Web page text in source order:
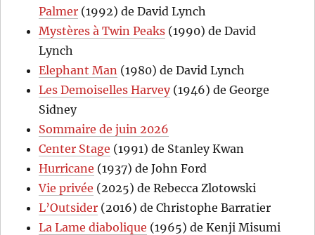
Palmer (1992) de David Lynch
Mystères à Twin Peaks (1990) de David
Lynch
Elephant Man (1980) de David Lynch
Les Demoiselles Harvey(1946) de George
Sidney
Sommaire de juin 2026
Center Stage (1991) de Stanley Kwan
Hurricane (1937) de John Ford
Vie privée (2025) de Rebecca Zlotowski
L’Outsider (2016) de Christophe Barratier
La Lame diabolique (1965) de Kenji Misumi